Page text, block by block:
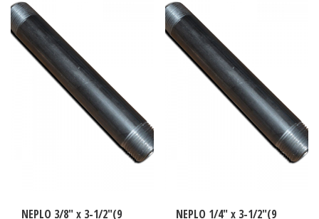
NEPLO 3/8″ x 3-1/2″(9
NEPLO 1/4″ x 3-1/2″(9